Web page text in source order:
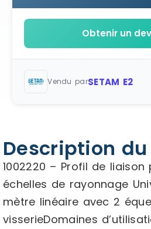
Obtenir un
Vendu parSETAM E2
Description
1002220 – Profil de liaison
échelles de rayonnage
mètre linéaire avec 2
visserieDomaines